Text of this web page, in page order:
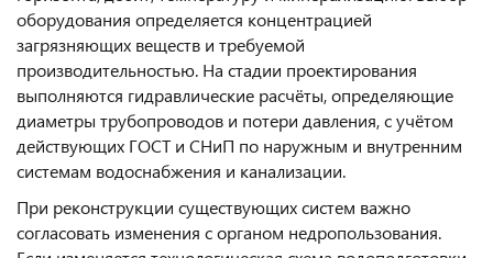
оборудования определяется концентрацией
загрязняющих веществ и требуемой
производительностью. На стадии проектирования
выполняются гидравлические расчёты, определяющие
диаметры трубопроводов и потери давления, с учётом
действующих ГОСТ и СНиП по наружным и внутренним
системам водоснабжения и канализации.
При реконструкции существующих систем важно
согласовать изменения с органом недропользования.